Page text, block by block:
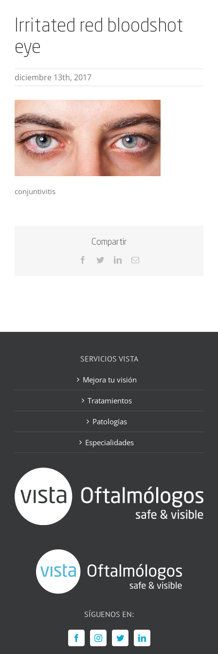
Irritated red bloodshot
eye
diciembre 13th, 2017
conjuntivitis
Compartir
Facebook
TwitterLinkedInCorreo
SERVICIOS VISTA
Mejora tu visión
Tratamientos
Patologías
Especialidades
SÍGUENOS EN: